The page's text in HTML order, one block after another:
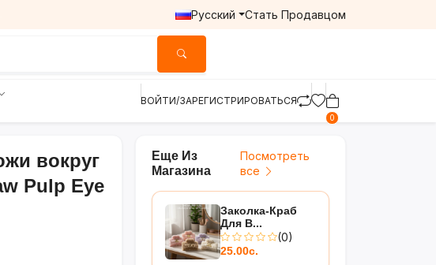
Русский Стать Продавцом
ВОЙТИ/ЗАРЕГИСТРИРОВАТЬСЯ
0
вокруг
Pulp Eye
Еще Из
Магазина
Посмотреть
все
Заколка-Краб
Для В...
(0)
25.00с.